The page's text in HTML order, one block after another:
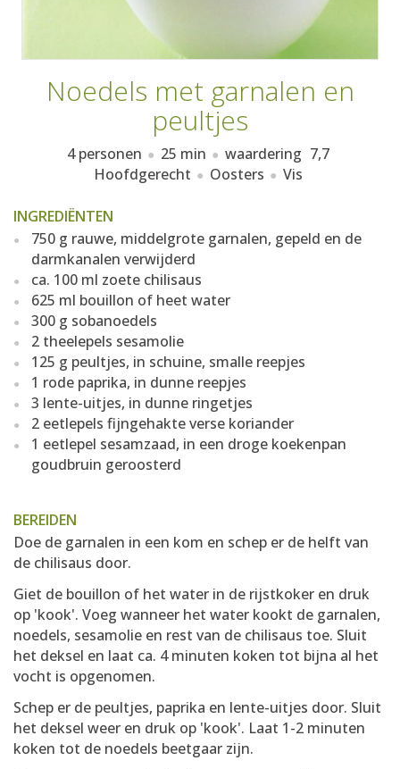
Noedels met garnalen en
peultjes
4 personen 25 min waardering 7,7
Hoofdgerecht
Oosters Vis
INGREDIËNTEN
750 g rauwe, middelgrote garnalen, gepeld en de
darmkanalen verwijderd
ca. 100 ml zoete chilisaus
625 ml bouillon of heet water
300 g sobanoedels
2 theelepels sesamolie
125 g peultjes, in schuine, smalle reepjes
1 rode paprika, in dunne reepjes
3 lente-uitjes, in dunne ringetjes
2 eetlepels fijngehakte verse koriander
1 eetlepel sesamzaad, in een droge koekenpan
goudbruin geroosterd
BEREIDEN
Doe de garnalen in een kom en schep er de helft van
de chilisaus door.
Giet de bouillon of het water in de rijstkoker en druk
op 'kook'. Voeg wanneer het water kookt de garnalen,
noedels, sesamolie en rest van de chilisaus toe. Sluit
het deksel en laat ca. 4 minuten koken tot bijna al het
vocht is opgenomen.
Schep er de peultjes, paprika en lente-uitjes door. Sluit
het deksel weer en druk op 'kook'. Laat 1-2 minuten
koken tot de noedels beetgaar zijn.